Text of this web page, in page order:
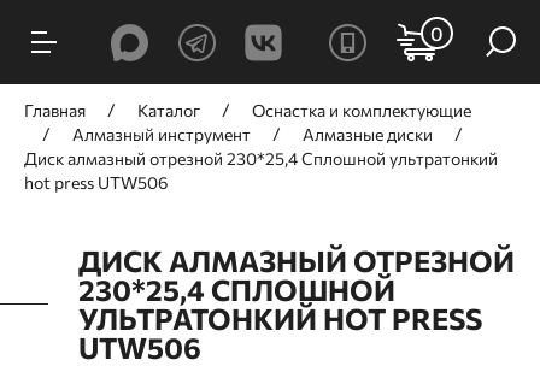
0
Главная Каталог
Оснастка и комплектующие
Алмазный инструмент
Алмазные диски
Диск алмазный отрезной 230*25,4 Сплошной ультратонкий
hot press UTW506
ДИСК АЛМАЗНЫЙ ОТРЕЗНОЙ
230*25,4 СПЛОШНОЙ
УЛЬТРАТОНКИЙ HOT PRESS
UTW506